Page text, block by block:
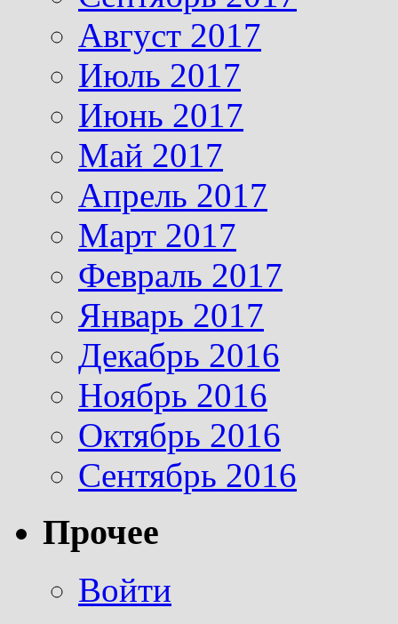
Август 2017
Июль 2017
Июнь 2017
Май 2017
Апрель 2017
Март 2017
Февраль 2017
Январь 2017
Декабрь 2016
Ноябрь 2016
Октябрь 2016
Сентябрь 2016
Прочее
Войти